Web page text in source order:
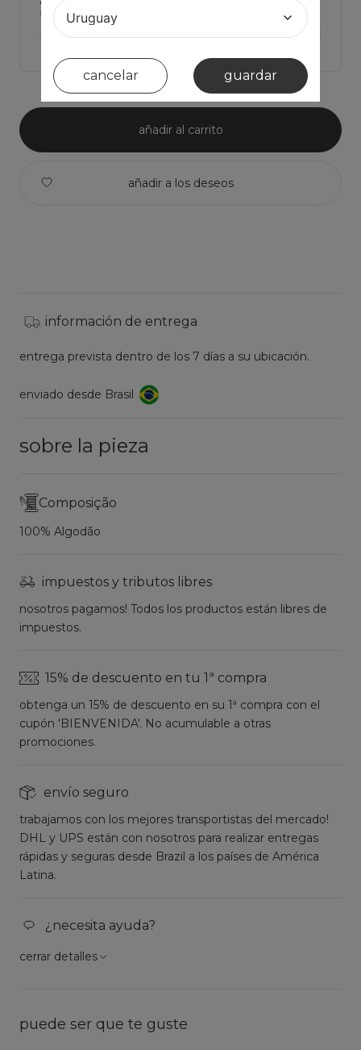
cancelar guardar
Haz click para ver Las medidas de la prenda y comparar con la tuya
ver medidas de la prenda >
añadir al carrito
información de entrega
entrega prevista dentro de los 7 días a su ubicación.
enviado desde Brasil
sobre la pieza
Composição
100% Algodão
impuestos y tributos libres
nosotros pagamos! Todos los productos están libres de
impuestos.
15% de descuento en tu 1ª compra
obtenga un 15% de descuento en su 1ª compra con el
cupón 'BIENVENIDA'. No acumulable a otras
promociones.
envío seguro
trabajamos con los mejores transportistas del mercado!
DHL y UPS están con nosotros para realizar entregas
rápidas y seguras desde Brazil a los países de América
Latina.
¿necesita ayuda?
cerrar detalles
puede ser que te guste